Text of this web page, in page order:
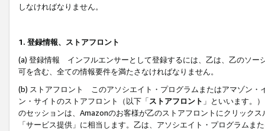
しなければなりません。
1. 登録情報、ストアフロント
(a) 登録情報 インフルエンサーとして登録するには、乙は、乙のソー
可を含む、全ての情報要件を満たさなければなりません。
(b) ストアフロント このアソシエイト・プログラムまたはアマゾン・
ン・サイトのストアフロント（以下「ストアフロント 」といいます。
のセッションは、Amazonのお客様が乙のストアフロントにクリック
「サービス提供」に相当します。乙は、アソシエイト・プログラム